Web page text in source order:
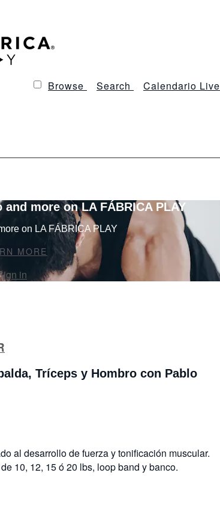
Browse Search Calendario Live
more on LA FÁBRICA PLAY
on LA FÁBRICA PLAY
MORE
in
Tríceps y Hombro con Pablo
al desarrollo de fuerza y tonificación muscular.
10, 12, 15 ó 20 lbs, loop band y banco.